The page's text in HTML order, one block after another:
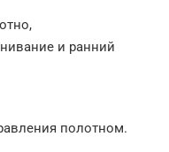
и ранний
полотном.